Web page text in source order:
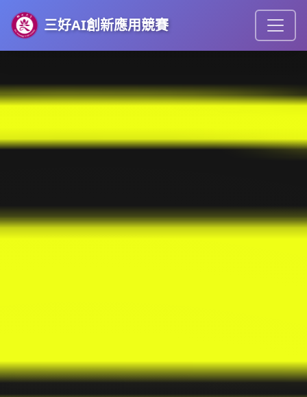
三好AI創新應用競賽